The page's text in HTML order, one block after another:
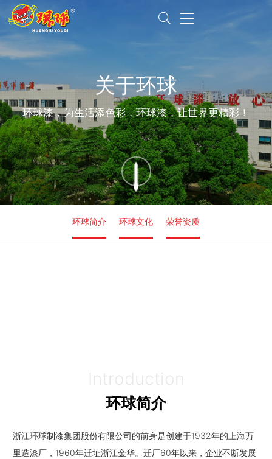
关于环球
环球漆，为生活添色彩，环球漆，让世界更精彩！
环球简介 环球文化 荣誉资质
环球简介
浙江环球制漆集团股份有限公司的前身是创建于1932年的上海万
里造漆厂，1960年迁址浙江金华。迁厂60年以来，企业不断发展